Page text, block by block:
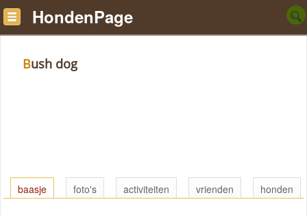
HondenPage
Bush dog
baasje foto's activiteiten vrienden honden